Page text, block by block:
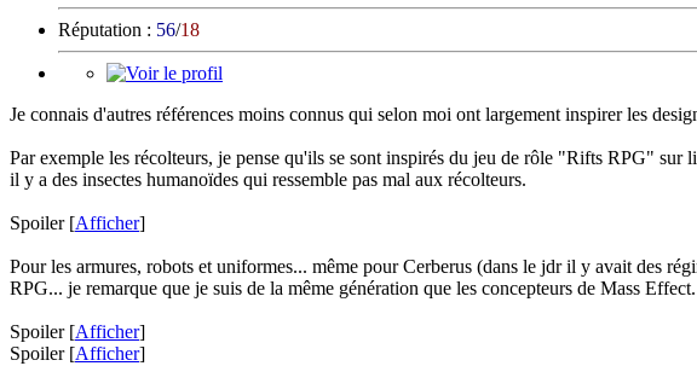
Réputation : 56/18
Je connais d'autres références moins connus qui selon moi ont largement inspirer les
Par exemple les récolteurs, je pense qu'ils se sont inspirés du jeu de rôle "Rifts RPG"
il y a des insectes humanoïdes qui ressemble pas mal aux récolteurs.
Spoiler[Afficher]
Pour les armures, robots et uniformes... même pour Cerberus (dans le jdr il y avait des
RPG... je remarque que je suis de la même génération que les concepteurs de Mass Effect.
Spoiler[Afficher]
Spoiler[Afficher]